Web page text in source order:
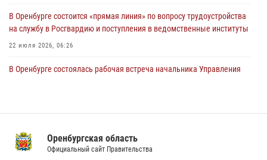
В Оренбурге состоится «прямая линия» по вопросу трудоустройства
на службу в Росгвардию и поступления в ведомственные институты
22 июля 2026, 06:26
В Оренбурге состоялась рабочая встреча начальника Управления
Росгвардейцы Оренбургской области проверили готовность детских
образовательных учреждений к новому учебному году
Оренбургская область
Официальный сайт Правительства